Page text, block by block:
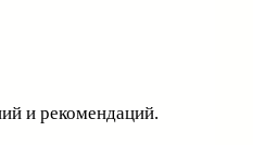
и рекомендаций.